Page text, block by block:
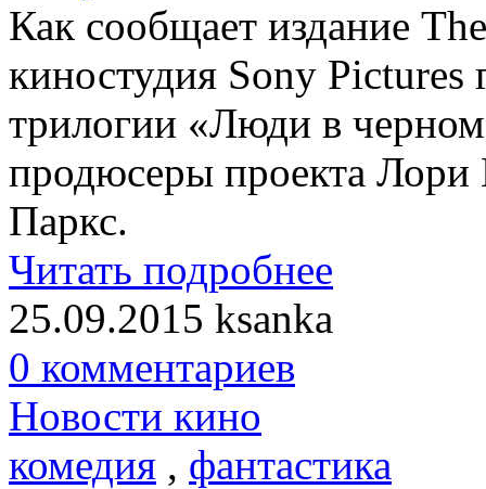
Как сообщает издание
киностудия Sony Pictures
трилогии «Люди в
продюсеры проекта
Паркс.
Читать подробнее
25.09.2015 ksanka
0 комментариев
Новости кино
комедия , фантастика